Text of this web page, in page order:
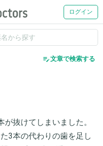
ログイン
edit_note文章で検索する
抜けてしまいました。
3本の代わりの歯を足し